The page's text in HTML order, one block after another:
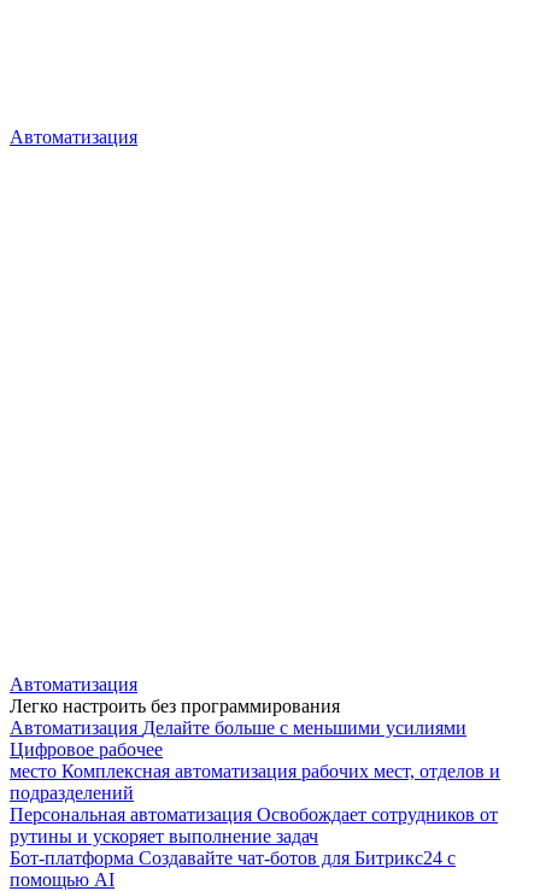
Автоматизация
Автоматизация
Легко настроить без программирования
Автоматизация Делайте больше с меньшими усилиями
Цифровое рабочее
место Комплексная автоматизация рабочих мест, отделов и
подразделений
Персональная автоматизация Освобождает сотрудников от
рутины и ускоряет выполнение задач
Бот-платформа Создавайте чат-ботов для Битрикс24 с
помощью AI